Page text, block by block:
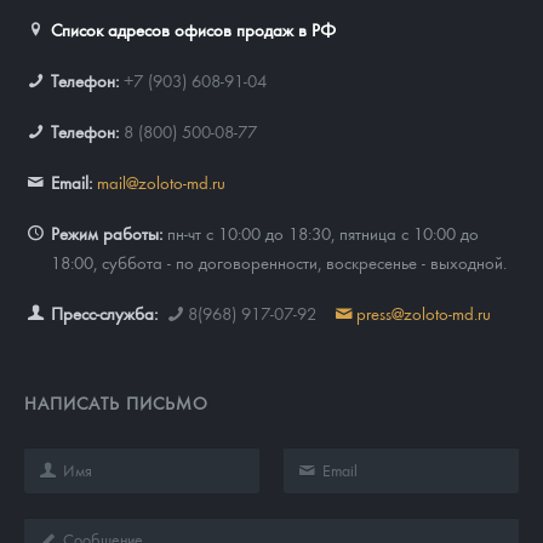
Список адресов офисов продаж в РФ
Телефон: +7 (903) 608-91-04
Телефон: 8 (800) 500-08-77
Email: mail@zoloto-md.ru
Режим работы: пн-чт с 10:00 до 18:30, пятница с 10:00 до
18:00, суббота - по договоренности, воскресенье - выходной.
Пресс-служба: 8(968) 917-07-92 press@zoloto-md.ru
НАПИСАТЬ ПИСЬМО